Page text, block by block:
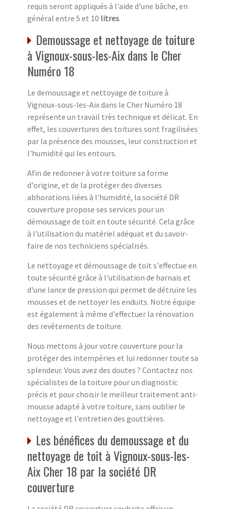
requis seront appliqués à l'aide d'une bâche, en
général entre 5 et 10 litres.
Demoussage et nettoyage de toiture
à Vignoux-sous-les-Aix dans le Cher
Numéro 18
Le demoussage et nettoyage de toiture à
Vignoux-sous-les-Aix dans le Cher Numéro 18
représente un travail très technique et délicat. En
effet, les couvertures des toitures sont fragilisées
par la présence des mousses, leur construction et
l'humidité qui les entours.
Afin de redonner à votre toiture sa forme
d'origine, et de la protéger des diverses
abhorations liées à l'humidité, la société DR
couverture propose ses services pour un
démoussage de toit en toute sécurité. Cela grâce
à l'utilisation du matériel adéquat et du savoir-
faire de nos techniciens spécialisés.
Le nettoyage et démoussage de toit s'effectue en
toute sécurité grâce à l'utilisation de harnais et
d'une lance de pression qui permet de détruire les
mousses et de nettoyer les enduits. Notre équipe
est également à même d'effectuer la rénovation
des revêtements de toiture.
Nous mettons à jour votre couverture pour la
protéger des intempéries et lui redonner toute sa
splendeur. Vous avez des doutes ? Contactez nos
spécialistes de la toiture pour un diagnostic
précis et pour choisir le meilleur traitement anti-
mousse adapté à votre toiture, sans oublier le
nettoyage et l'entretien des gouttières.
Les bénéfices du demoussage et du
nettoyage de toit à Vignoux-sous-les-
Aix Cher 18 par la société DR
couverture